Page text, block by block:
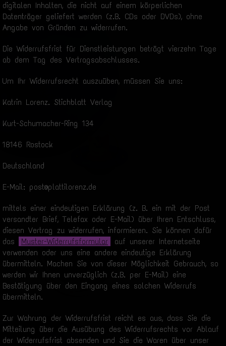
digitalen Inhalten, die nicht auf einem körperlichen
Datenträger geliefert werden (z.B. CDs oder DVDs), ohne
Angabe von Gründen zu widerrufen.
Die Widerrufsfrist für Dienstleistungen beträgt vierzehn Tage
ab dem Tag des Vertragsabschlusses.
Um Ihr Widerrufsrecht auszuüben, müssen Sie uns:
Katrin Lorenz. Stichblatt Verlag
Kurt-Schumacher-Ring 134
18146 Rostock
Deutschland
E-Mail: post@plattilorenz.de
mittels einer eindeutigen Erklärung (z. B. ein mit der Post
versandter Brief, Telefax oder E-Mail) über Ihren Entschluss,
diesen Vertrag zu widerrufen, informieren. Sie können dafür
das
Muster-Widerrufsformular
auf unserer Internetseite
verwenden oder uns eine andere eindeutige Erklärung
übermitteln. Machen Sie von dieser Möglichkeit Gebrauch, so
werden wir Ihnen unverzüglich (z.B. per E-Mail) eine
Bestätigung über den Eingang eines solchen Widerrufs
übermitteln.
Zur Wahrung der Widerrufsfrist reicht es aus, dass Sie die
Mitteilung über die Ausübung des Widerrufsrechts vor Ablauf
der Widerrufsfrist absenden und Sie die Waren über unser